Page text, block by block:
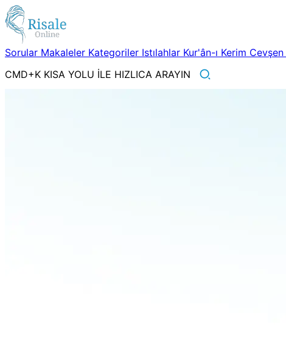
Sorular Makaleler Kategoriler Istılahlar Kur'ân-ı Kerim Cevşen
CMD+K KISA YOLU İLE HIZLICA ARAYIN